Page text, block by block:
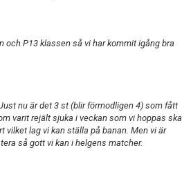
och P13 klassen så vi har kommit igång bra
nu är det 3 st (blir förmodligen 4) som fått
varit rejält sjuka i veckan som vi hoppas ska
vilket lag vi kan ställa på banan. Men vi är
så gott vi kan i helgens matcher.